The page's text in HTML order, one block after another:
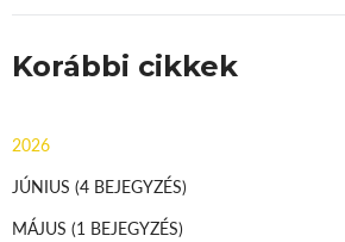
Korábbi cikkek
2026
JÚNIUS (4 BEJEGYZÉS)
MÁJUS (1 BEJEGYZÉS)